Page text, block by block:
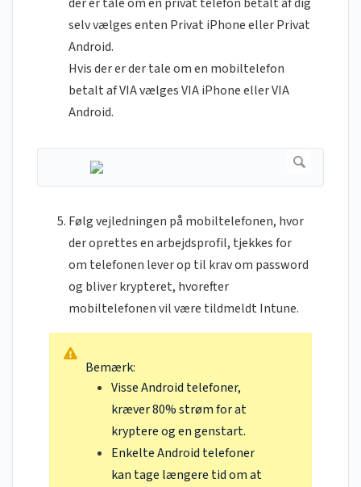
selv vælges enten Privat iPhone eller Privat
Android.
Hvis der er der tale om en mobiltelefon
betalt af VIA vælges VIA iPhone eller VIA
Android.
Følg vejledningen på mobiltelefonen, hvor
der oprettes en arbejdsprofil, tjekkes for
om telefonen lever op til krav om password
og bliver krypteret, hvorefter
mobiltelefonen vil være tildmeldt Intune.
Bemærk:
Visse Android telefoner,
kræver 80% strøm for at
kryptere og en genstart.
Enkelte Android telefoner
kan tage længere tid om at